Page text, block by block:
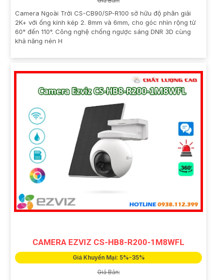
Camera Ngoài Trời CS-CB90/SP-R100 sở hữu độ phân giải
2K+ với ống kính kép 2. 8mm và 6mm, cho góc nhìn rộng từ
60° đến 110°. Công nghệ chống ngược sáng DNR 3D cùng
khả năng nén H
CAMERA EZVIZ CS-HB8-R200-1M8WFL
Giá Khuyến Mại: 5%-35%
Giá Bán: